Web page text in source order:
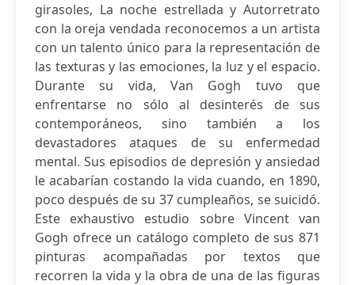
girasoles, La noche estrellada y Autorretrato
con la oreja vendada reconocemos a un artista
con un talento único para la representación de
las texturas y las emociones, la luz y el espacio.
Durante su vida, Van Gogh tuvo que
enfrentarse no sólo al desinterés de sus
contemporáneos, sino también a los
devastadores ataques de su enfermedad
mental. Sus episodios de depresión y ansiedad
le acabarían costando la vida cuando, en 1890,
poco después de su 37 cumpleaños, se suicidó.
Este exhaustivo estudio sobre Vincent van
Gogh ofrece un catálogo completo de sus 871
pinturas acompañadas por textos que
recorren la vida y la obra de una de las figuras